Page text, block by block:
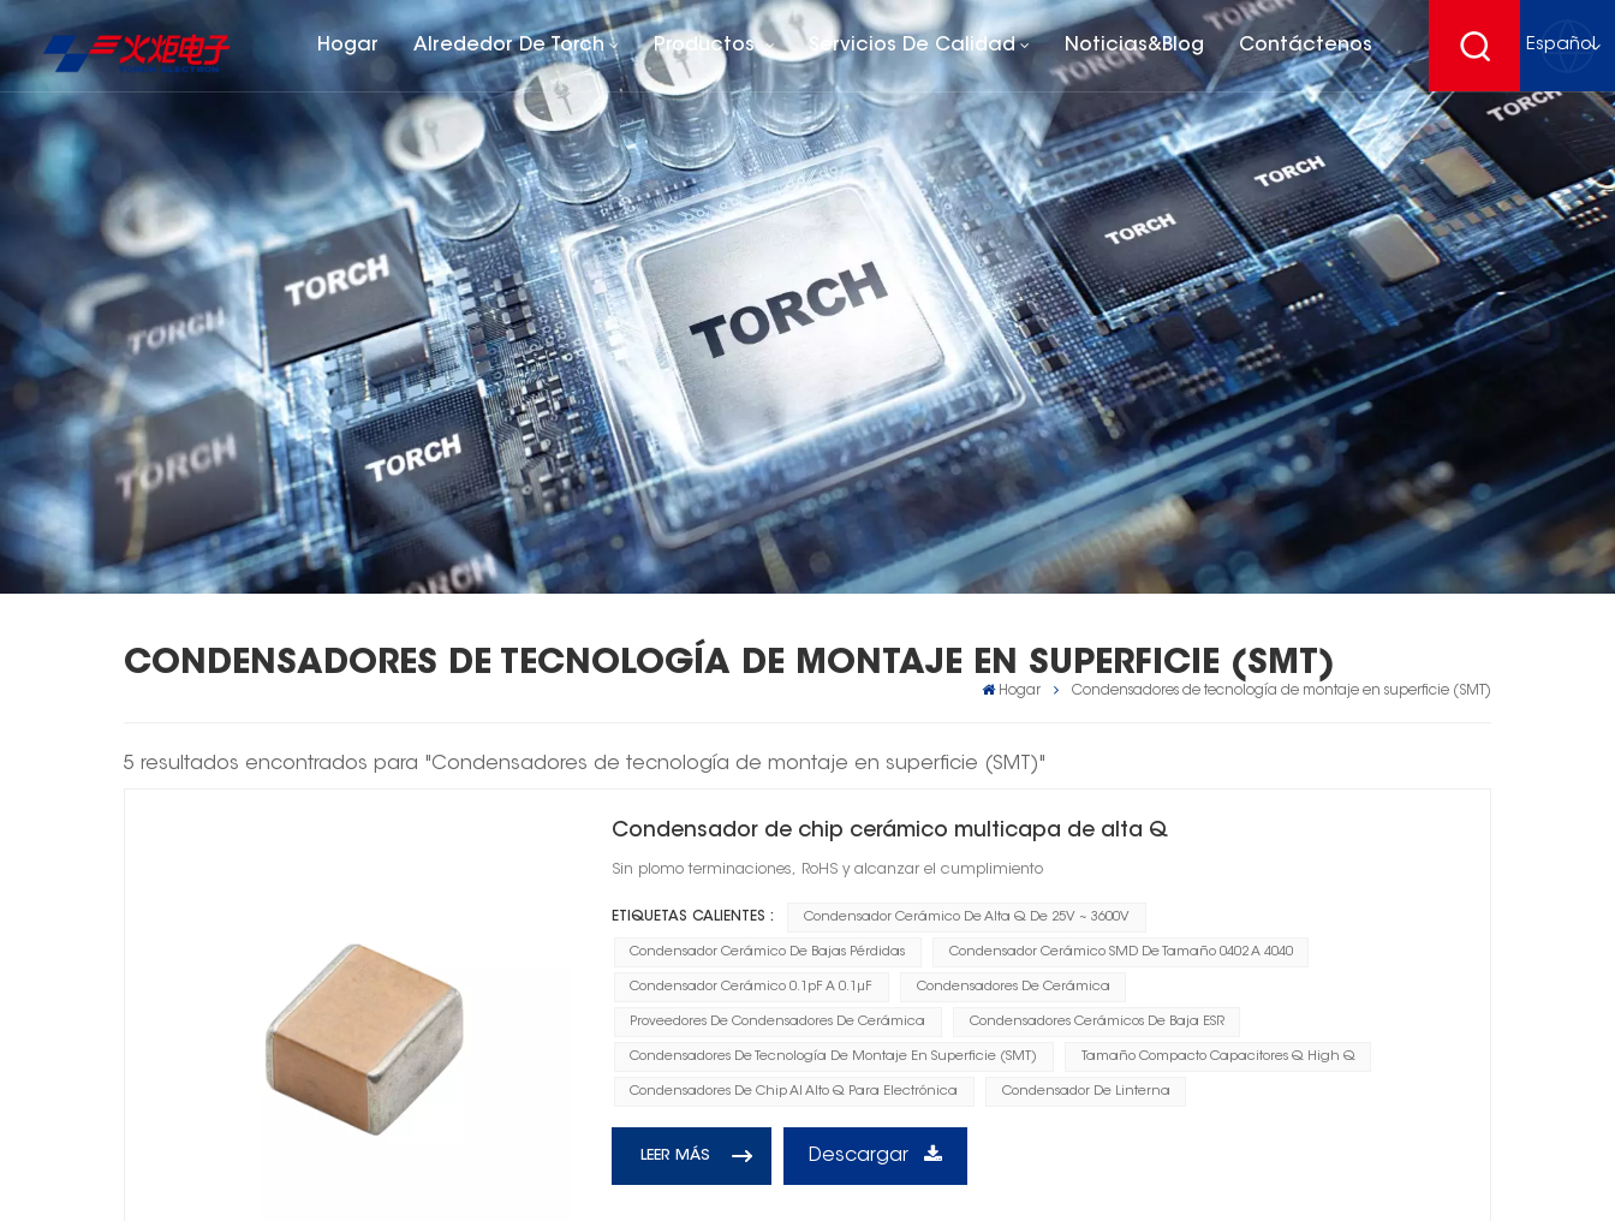
Hogar Alrededor De Torch Productos Servicios De Calidad Noticias&Blog Contáctenos Español
English
français
Deutsch
español
CONDENSADORES DE TECNOLOGÍA DE MONTAJE EN SUPERFICIE (SMT)
Hogar Condensadores de tecnología de montaje en superficie (SMT)
5 resultados encontrados para "Condensadores de tecnología de montaje en superficie (SMT)"
Condensador de chip cerámico multicapa de alta Q
Sin plomo terminaciones, RoHS y alcanzar el cumplimiento
ETIQUETAS CALIENTES : Condensador Cerámico De Alta Q De 25V ~ 3600V
Condensador Cerámico De Bajas Pérdidas Condensador Cerámico SMD De Tamaño 0402 A 4040
Condensador Cerámico 0.1pF A 0.1μF Condensadores De Cerámica
Proveedores De Condensadores De Cerámica Condensadores Cerámicos De Baja ESR
Condensadores De Tecnología De Montaje En Superficie (SMT) Tamaño Compacto Capacitores Q High Q
Condensadores De Chip Al Alto Q Para Electrónica Condensador De Linterna
LEER MÁS Descargar